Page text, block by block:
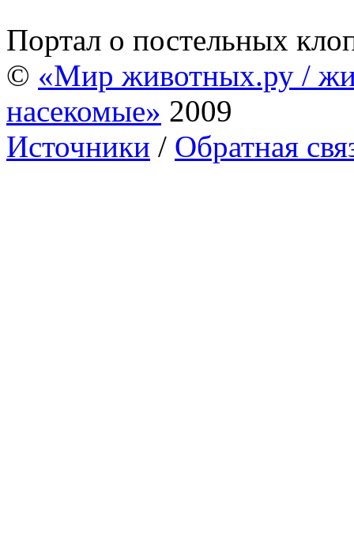
Портал о постельных
© «Мир животных.ру /
насекомые» 2009
Источники / Обратная